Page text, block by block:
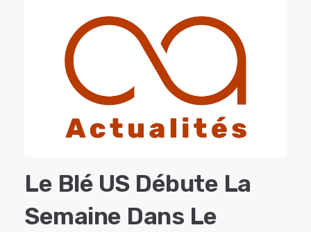
Le Blé US Débute La
Semaine Dans Le